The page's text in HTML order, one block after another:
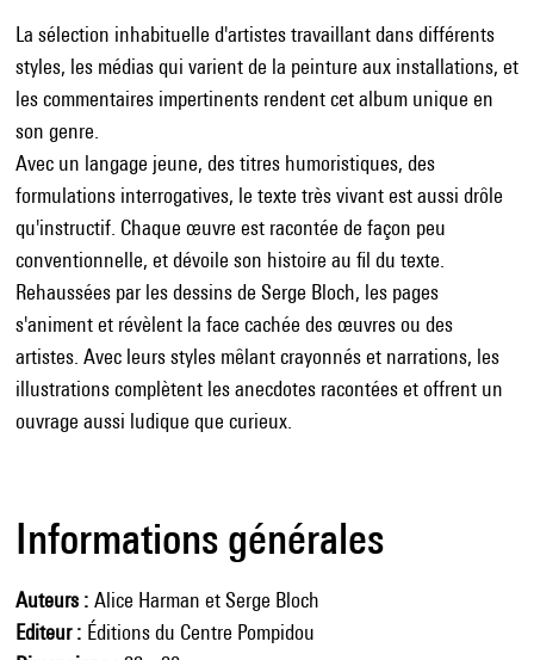
La sélection inhabituelle d'artistes travaillant dans différents
styles, les médias qui varient de la peinture aux installations, et
les commentaires impertinents rendent cet album unique en
son genre.
Avec un langage jeune, des titres humoristiques, des
formulations interrogatives, le texte très vivant est aussi drôle
qu'instructif. Chaque œuvre est racontée de façon peu
conventionnelle, et dévoile son histoire au fil du texte.
Rehaussées par les dessins de Serge Bloch, les pages
s'animent et révèlent la face cachée des œuvres ou des
artistes. Avec leurs styles mêlant crayonnés et narrations, les
illustrations complètent les anecdotes racontées et offrent un
ouvrage aussi ludique que curieux.
Informations générales
Auteurs
Alice Harman et Serge Bloch
Editeur
Éditions du Centre Pompidou